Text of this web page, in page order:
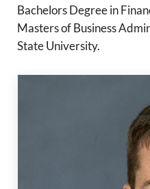
Bachelors Degree in
Masters of Business
State University.